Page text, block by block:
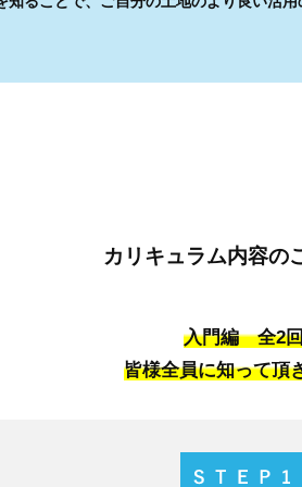
カリキュラム内容の
入門編 全2
皆様全員に知って頂